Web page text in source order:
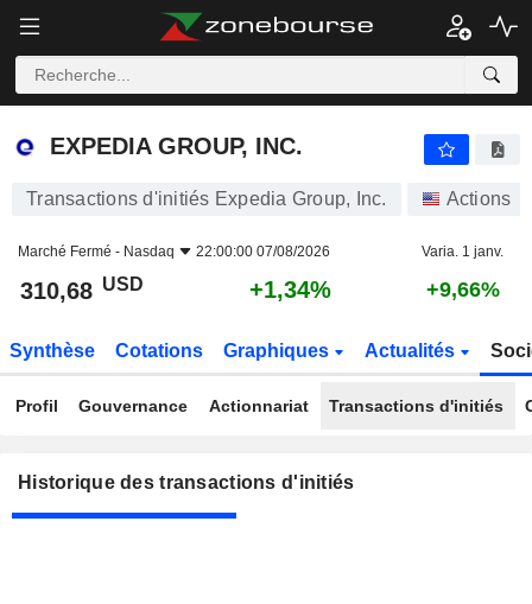
EXPEDIA GROUP, INC.
EXPEDIA GROUP, INC.
Transactions d'initiés Expedia Group, Inc. Actions
Marché Fermé - Nasdaq 22:00:00 07/08/2026 Varia. 1 janv.
310,68 USD +1,34% +9,66%
Synthèse Cotations Graphiques Actualités
Profil Gouvernance Actionnariat Transactions d'initiés
Historique des transactions d'initiés